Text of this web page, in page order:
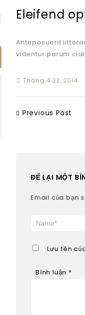
Eleifend
Anteposuerit
videntur parum
Tháng 4 22, 2014
Previous Post
ĐỂ LẠI MỘT
Email của bạn
Lưu tên
Bình luận *